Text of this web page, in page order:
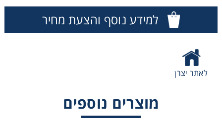
למידע נוסף והצעת מחיר
לאתר יצרן
מוצרים נוספים
Reagents & Kits
Consumables
Safety